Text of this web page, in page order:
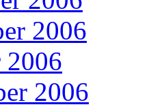
2006
2006
2006